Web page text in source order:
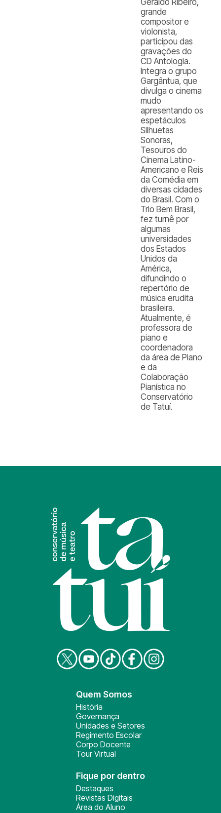
Geraldo Ribeiro,
grande
compositor e
violonista,
participou das
gravações do
CD Antologia.
Integra o grupo
Gargântua, que
divulga o cinema
mudo
apresentando os
espetáculos
Silhuetas
Sonoras,
Tesouros do
Cinema Latino-
Americano e Reis
da Comédia em
diversas cidades
do Brasil. Com o
Trio Bem Brasil,
fez turnê por
algumas
universidades
dos Estados
Unidos da
América,
difundindo o
repertório de
música erudita
brasileira.
Atualmente, é
professora de
piano e
coordenadora
da área de Piano
e da
Colaboração
Pianística no
Conservatório
de Tatuí.
Quem Somos
História
Governança
Unidades e Setores
Regimento Escolar
Corpo Docente
Tour Virtual
Fique por dentro
Destaques
Revistas Digitais
Área do Aluno